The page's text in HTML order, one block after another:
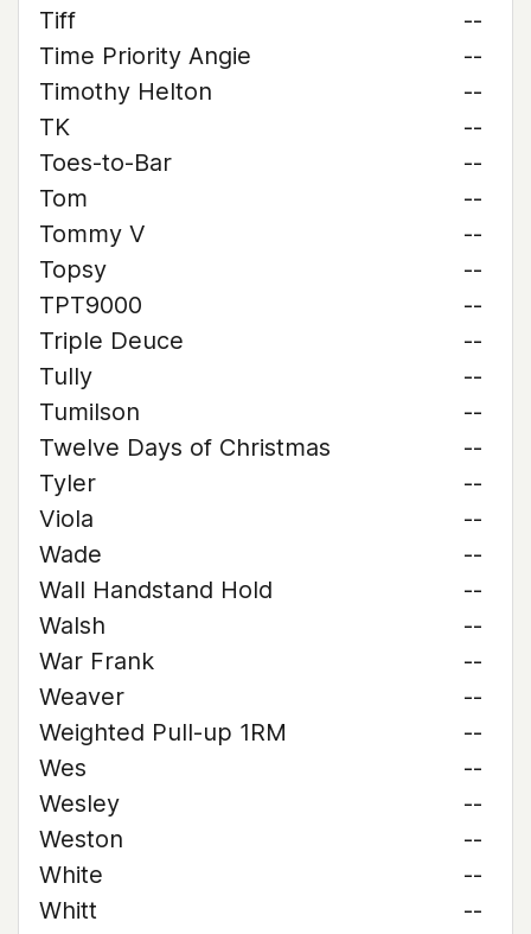
Tiff
--
Time Priority Angie
--
Timothy Helton
--
TK
--
Toes-to-Bar
--
Tom
--
Tommy V
--
Topsy
--
TPT9000
--
Triple Deuce
--
Tully
--
Tumilson
--
Twelve Days of Christmas
--
Tyler
--
Viola
--
Wade
--
Wall Handstand Hold
--
Walsh
--
War Frank
--
Weaver
--
Weighted Pull-up 1RM
--
Wes
--
Wesley
--
Weston
--
White
--
Whitt
--